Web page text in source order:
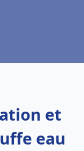
et
eau